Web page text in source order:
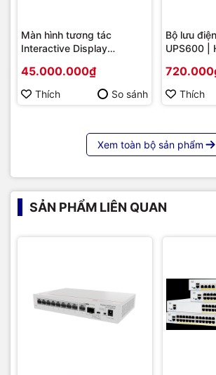
Màn hình tương tác
Interactive Display
86 | Cấu hình cao cấp |
Hàng chính hãng
45.000.000₫
Thích So sánh
Bộ lưu
UPS600 |
Thích
Xem toàn bộ sản phẩm
SẢN PHẨM LIÊN QUAN